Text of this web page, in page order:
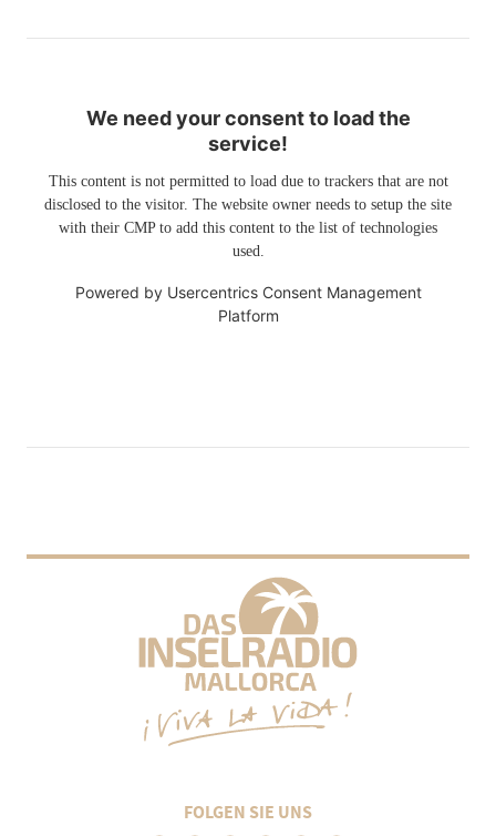
We need your consent to load the
service!
This content is not permitted to load due to trackers that are not
disclosed to the visitor. The website owner needs to setup the site
with their CMP to add this content to the list of technologies
used.
Powered by Usercentrics Consent Management
Platform
FOLGEN SIE UNS